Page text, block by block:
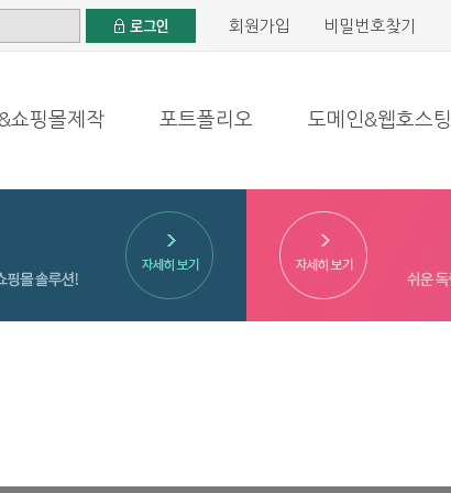
회원가입 비밀번호찾기
쇼핑몰제작 포트폴리오 도메인&웹호스팅